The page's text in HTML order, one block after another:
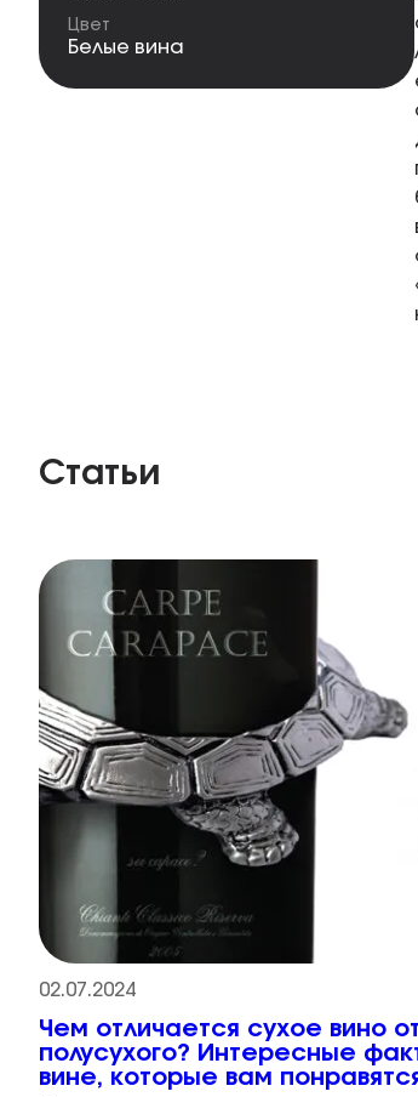
Цвет
Белые вина
Статьи
02.07.2024
Чем отличается сухое вино
полусухого? Интересные
вине, которые вам